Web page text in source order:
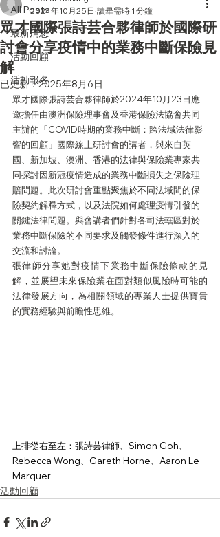
All Posts
最新消息
活動回顧
活動報名
眾才國際張詩芸合夥律師於國際研
討會分享疫情中的業務中斷保險見
解
2024年10月25日 讀畢需時 1 分鐘
已更新：2025年8月6日
眾才國際張詩芸合夥律師於2024年10月23日應
邀擔任由澳洲保險理事會及香港保險法協會共同
主辦的「COVID時期的業務中斷：跨法域法律影
響的回顧」國際線上研討會的講者，與來自英
國、新加坡、澳洲、香港的法律與保險業專家共
同探討因新冠疫情造成的業務中斷損失之保險理
賠問題。此次研討會重點聚焦於不同法域間的保
險契約解釋方式，以及法院如何處理疫情引發的
關鍵法律問題。與會講者們針對各司法轄區對於
業務中斷保險的不同要求及觸發條件進行深入的
交流和討論。
張律師分享她對疫情下業務中斷保險條款的見
解，並展望未來保險業在面對類似風險時可能的
法律發展方向，為相關領域的專業人士提供寶貴
的實務經驗與前瞻性思維。
上排從右至左：張詩芸律師、Simon Goh、
Rebecca Wong、Gareth Horne、Aaron Le
Marquer
活動回顧